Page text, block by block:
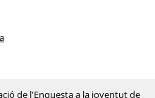
de l'Enquesta a la joventut de